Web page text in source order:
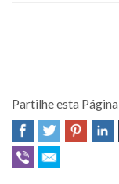
Partilhe esta Página